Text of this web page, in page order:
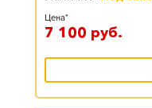
Цена*
7 100 руб.